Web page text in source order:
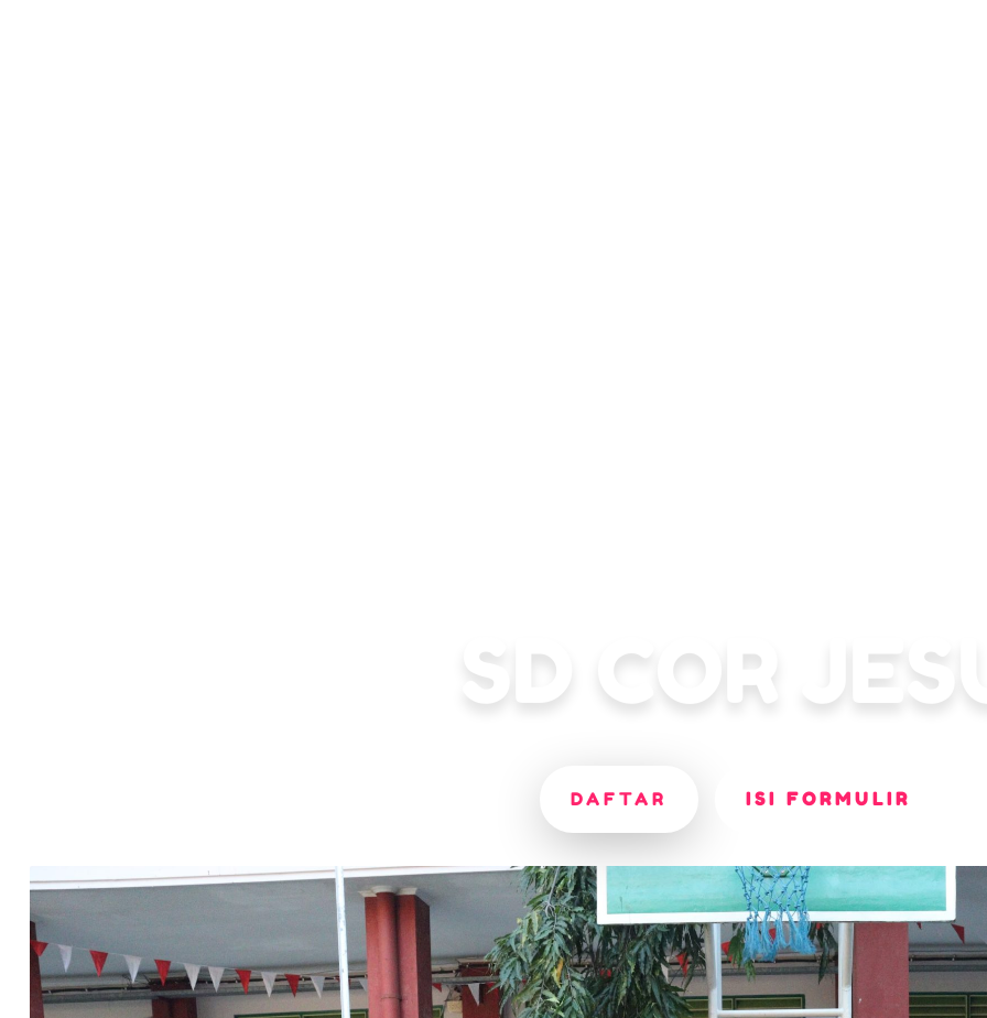
SD COR
DAFTAR ISI FORMULIR